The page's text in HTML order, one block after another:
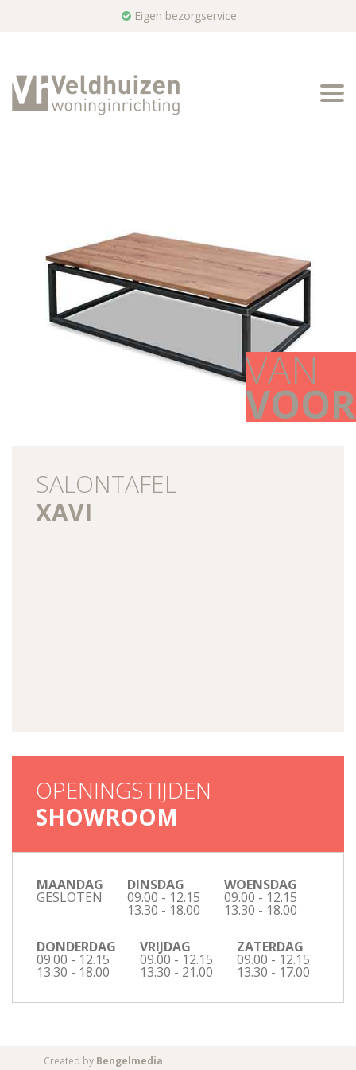
Eigen bezorgservice
VAN
VOOR
SALONTAFEL
XAVI
OPENINGSTIJDEN
SHOWROOM
MAANDAG
GESLOTEN
DINSDAG
09.00 - 12.15
13.30 - 18.00
WOENSDAG
09.00 - 12.15
13.30 - 18.00
DONDERDAG
09.00 - 12.15
13.30 - 18.00
VRIJDAG
09.00 - 12.15
13.30 - 21.00
ZATERDAG
09.00 - 12.15
13.30 - 17.00
Created by Bengelmedia